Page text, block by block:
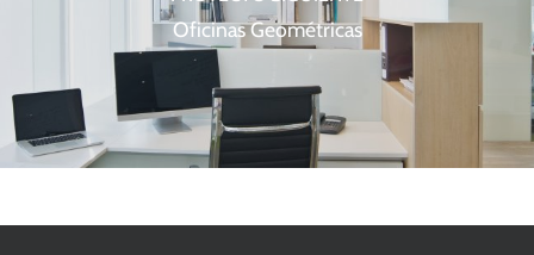
Oficinas Geométricas